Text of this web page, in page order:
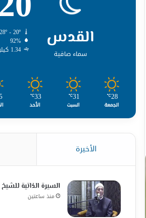
القدس
سماء صافية
28º - 20º
92%
1.34 كيلومتر/ساعة
28
℃
الجمعة
31
℃
السبت
33
℃
الأحد
الأخيرة
السيرة الذاتية
منذ ساعتين